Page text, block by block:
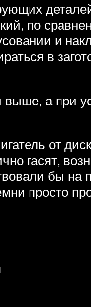
по
и
в
выше, а при
от
гасят,
бы на
просто